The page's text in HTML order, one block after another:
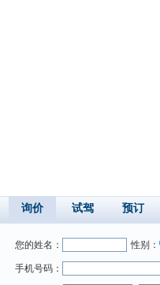
询价 试驾 预订
您的姓名： 性别：
手机号码：